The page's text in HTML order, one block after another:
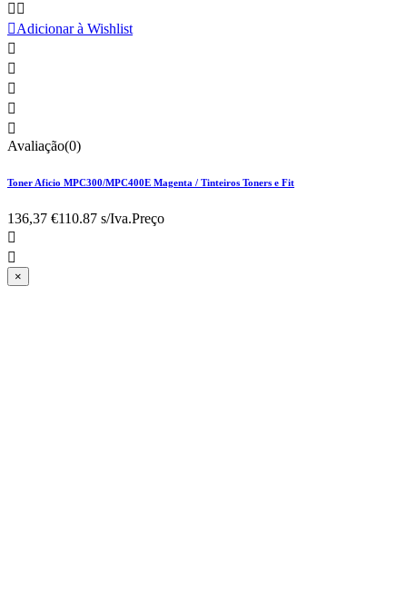
 
Adicionar à Wishlist





Avaliação(0)
Toner Aficio MPC300/MPC400E Magenta / Tinteiros Toners e Fit
136,37 €110.87 s/Iva.Preço


×